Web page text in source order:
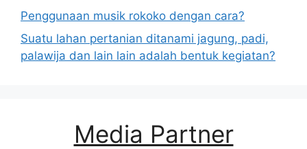
Penggunaan musik rokoko dengan cara?
Suatu lahan pertanian ditanami jagung, padi,
palawija dan lain lain adalah bentuk kegiatan?
Media Partner